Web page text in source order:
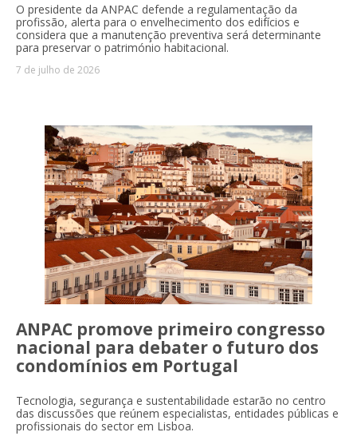
O presidente da ANPAC defende a regulamentação da
profissão, alerta para o envelhecimento dos edifícios e
considera que a manutenção preventiva será determinante
para preservar o património habitacional.
7 de julho de 2026
ANPAC promove primeiro congresso
nacional para debater o futuro dos
condomínios em Portugal
Tecnologia, segurança e sustentabilidade estarão no centro
das discussões que reúnem especialistas, entidades públicas e
profissionais do sector em Lisboa.